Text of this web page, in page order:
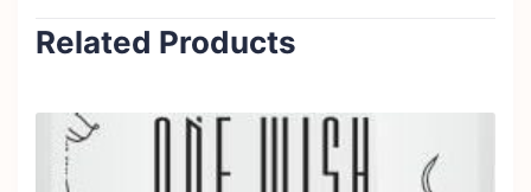
Related Products